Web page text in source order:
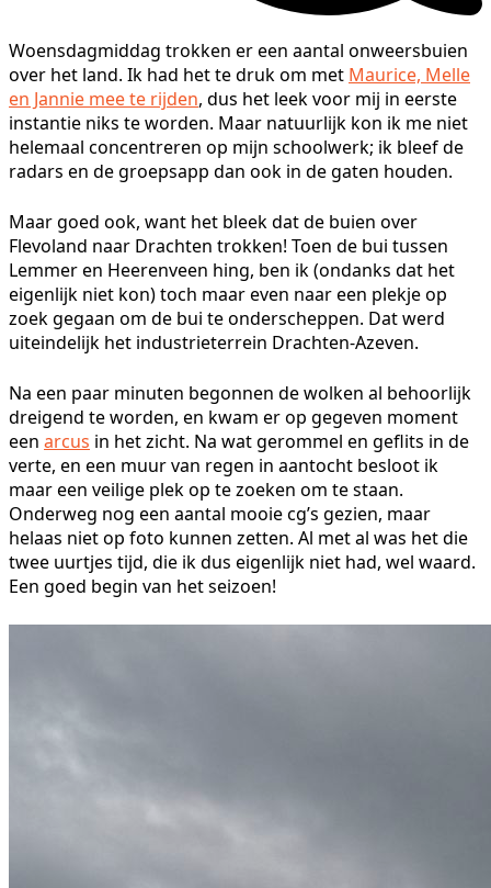
Woensdagmiddag trokken er een aantal onweersbuien
over het land. Ik had het te druk om met Maurice, Melle
en Jannie mee te rijden, dus het leek voor mij in eerste
instantie niks te worden. Maar natuurlijk kon ik me niet
helemaal concentreren op mijn schoolwerk; ik bleef de
radars en de groepsapp dan ook in de gaten houden.
Maar goed ook, want het bleek dat de buien over
Flevoland naar Drachten trokken! Toen de bui tussen
Lemmer en Heerenveen hing, ben ik (ondanks dat het
eigenlijk niet kon) toch maar even naar een plekje op
zoek gegaan om de bui te onderscheppen. Dat werd
uiteindelijk het industrieterrein Drachten-Azeven.
Na een paar minuten begonnen de wolken al behoorlijk
dreigend te worden, en kwam er op gegeven moment
een arcus in het zicht. Na wat gerommel en geflits in de
verte, en een muur van regen in aantocht besloot ik
maar een veilige plek op te zoeken om te staan.
Onderweg nog een aantal mooie cg’s gezien, maar
helaas niet op foto kunnen zetten. Al met al was het die
twee uurtjes tijd, die ik dus eigenlijk niet had, wel waard.
Een goed begin van het seizoen!